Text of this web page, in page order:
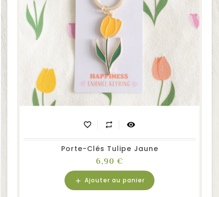
favorite_border repeat visibility
Porte-Clés Tulipe Jaune
Prix
6,90 €
add Ajouter au panier